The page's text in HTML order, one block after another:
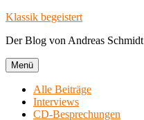
Zum
springen
Klassik begeistert
Der Blog von Andreas Schmidt
Menü
Alle Beiträge
Interviews
CD-Besprechungen